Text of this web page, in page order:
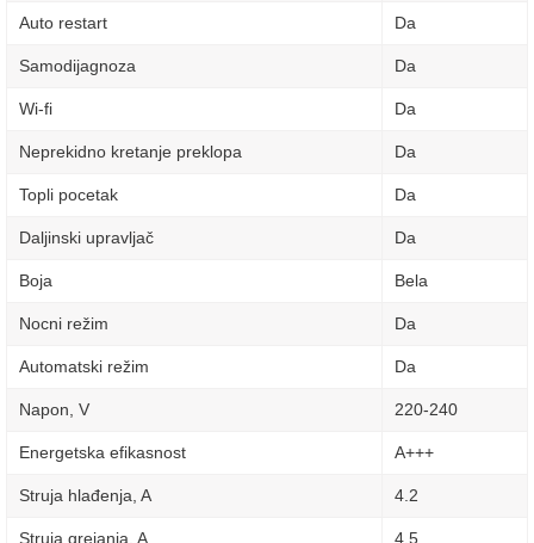
Auto restart Da
Samodijagnoza Da
Wi-fi Da
Neprekidno kretanje preklopa Da
Topli pocetak Da
Daljinski upravljač Da
Boja Bela
Nocni režim Da
Automatski režim Da
Napon, V 220-240
Energetska efikasnost A+++
Struja hlađenja, A 4.2
Struja grejanja, A 4.5